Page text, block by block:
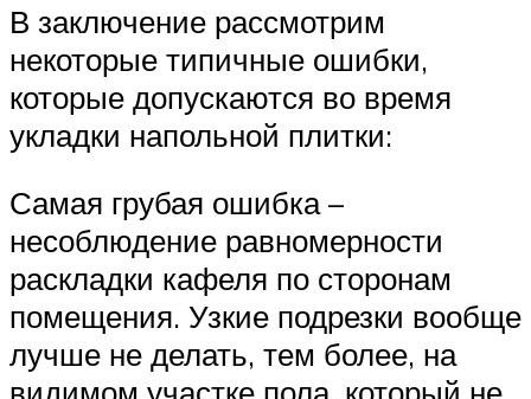
В заключение рассмотрим
некоторые типичные ошибки,
которые допускаются во время
укладки напольной плитки:
Самая грубая ошибка –
несоблюдение равномерности
раскладки кафеля по сторонам
помещения. Узкие подрезки вообще
лучше не делать, тем более, на